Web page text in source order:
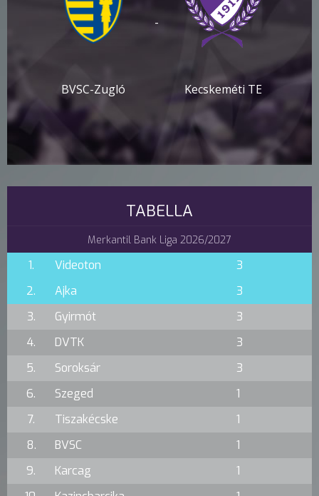
BVSC-Zugló
-
Kecskeméti TE
TABELLA
Merkantil Bank Liga 2026/2027
1. Videoton
3
2.
Ajka
3
3.
Gyirmót
3
4.
DVTK
3
5.
Soroksár
3
6.
Szeged
1
7.
Tiszakécske
1
8.
BVSC
1
9.
Karcag
1